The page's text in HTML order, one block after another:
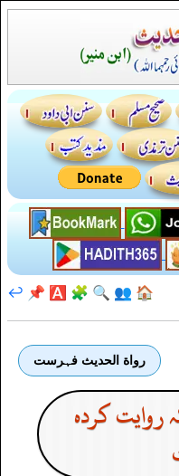
🏠
👥
🔍
🧩
🅰️
📌
↩️
رواة الحديث فہرست
روایت کردہ